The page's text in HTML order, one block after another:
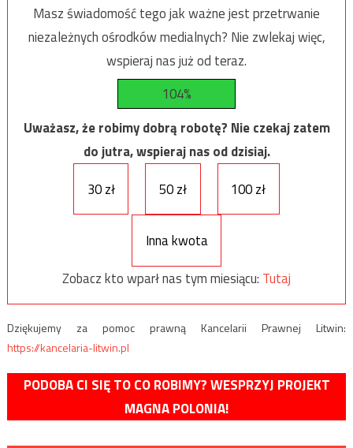
Masz świadomość tego jak ważne jest przetrwanie
niezależnych ośrodków medialnych? Nie zwlekaj więc,
wspieraj nas już od teraz.
104%
Uważasz, że robimy dobrą robotę? Nie czekaj zatem
do jutra, wspieraj nas od dzisiaj.
30 zł
50 zł 100 zł
Inna kwota
Zobacz kto wparł nas tym miesiącu: Tutaj
Dziękujemy za pomoc prawną Kancelarii Prawnej Litwin:
https://kancelaria-litwin.pl
PODOBA CI SIĘ TO CO ROBIMY? WESPRZYJ PROJEKT
MAGNA POLONIA!